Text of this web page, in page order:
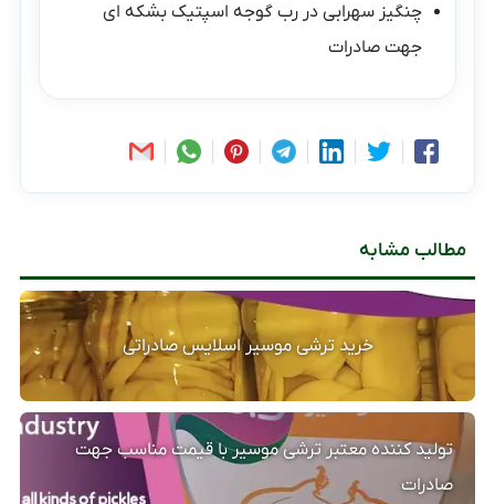
چنگیز سهرابی دررب گوجه اسپتیک بشکه ای
جهت صادرات
مطالب مشابه
خرید ترشی موسیر اسلایس صادراتی
تولید کننده معتبر ترشی موسیر با قیمت مناسب جهت
صادرات